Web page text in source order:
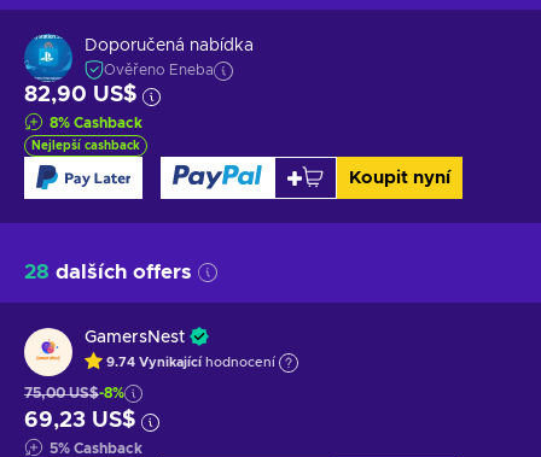
Doporučená nabídka
Ověřeno Eneba
82,90 US$
8% Cashback
Nejlepší cashback
Koupit nyní
28 dalších offers
GamersNest
9.74 Vynikající hodnocení
75,00 US$-8%
69,23 US$
5% Cashback